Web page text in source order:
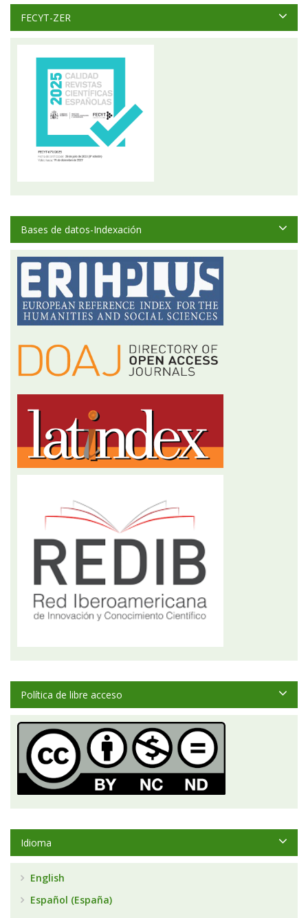
FECYT-ZER
Bases de datos-Indexación
Política de libre acceso
Idioma
English
Español (España)